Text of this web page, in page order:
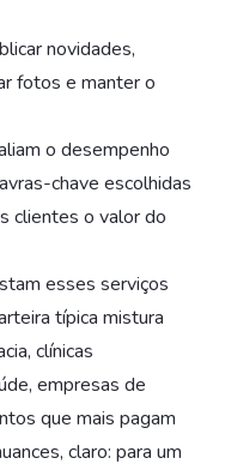
novidades,
fotos e manter o
o desempenho
chave escolhidas
clientes o valor do
esses serviços
típica mistura
clínicas
empresas de
que mais pagam
claro: para um